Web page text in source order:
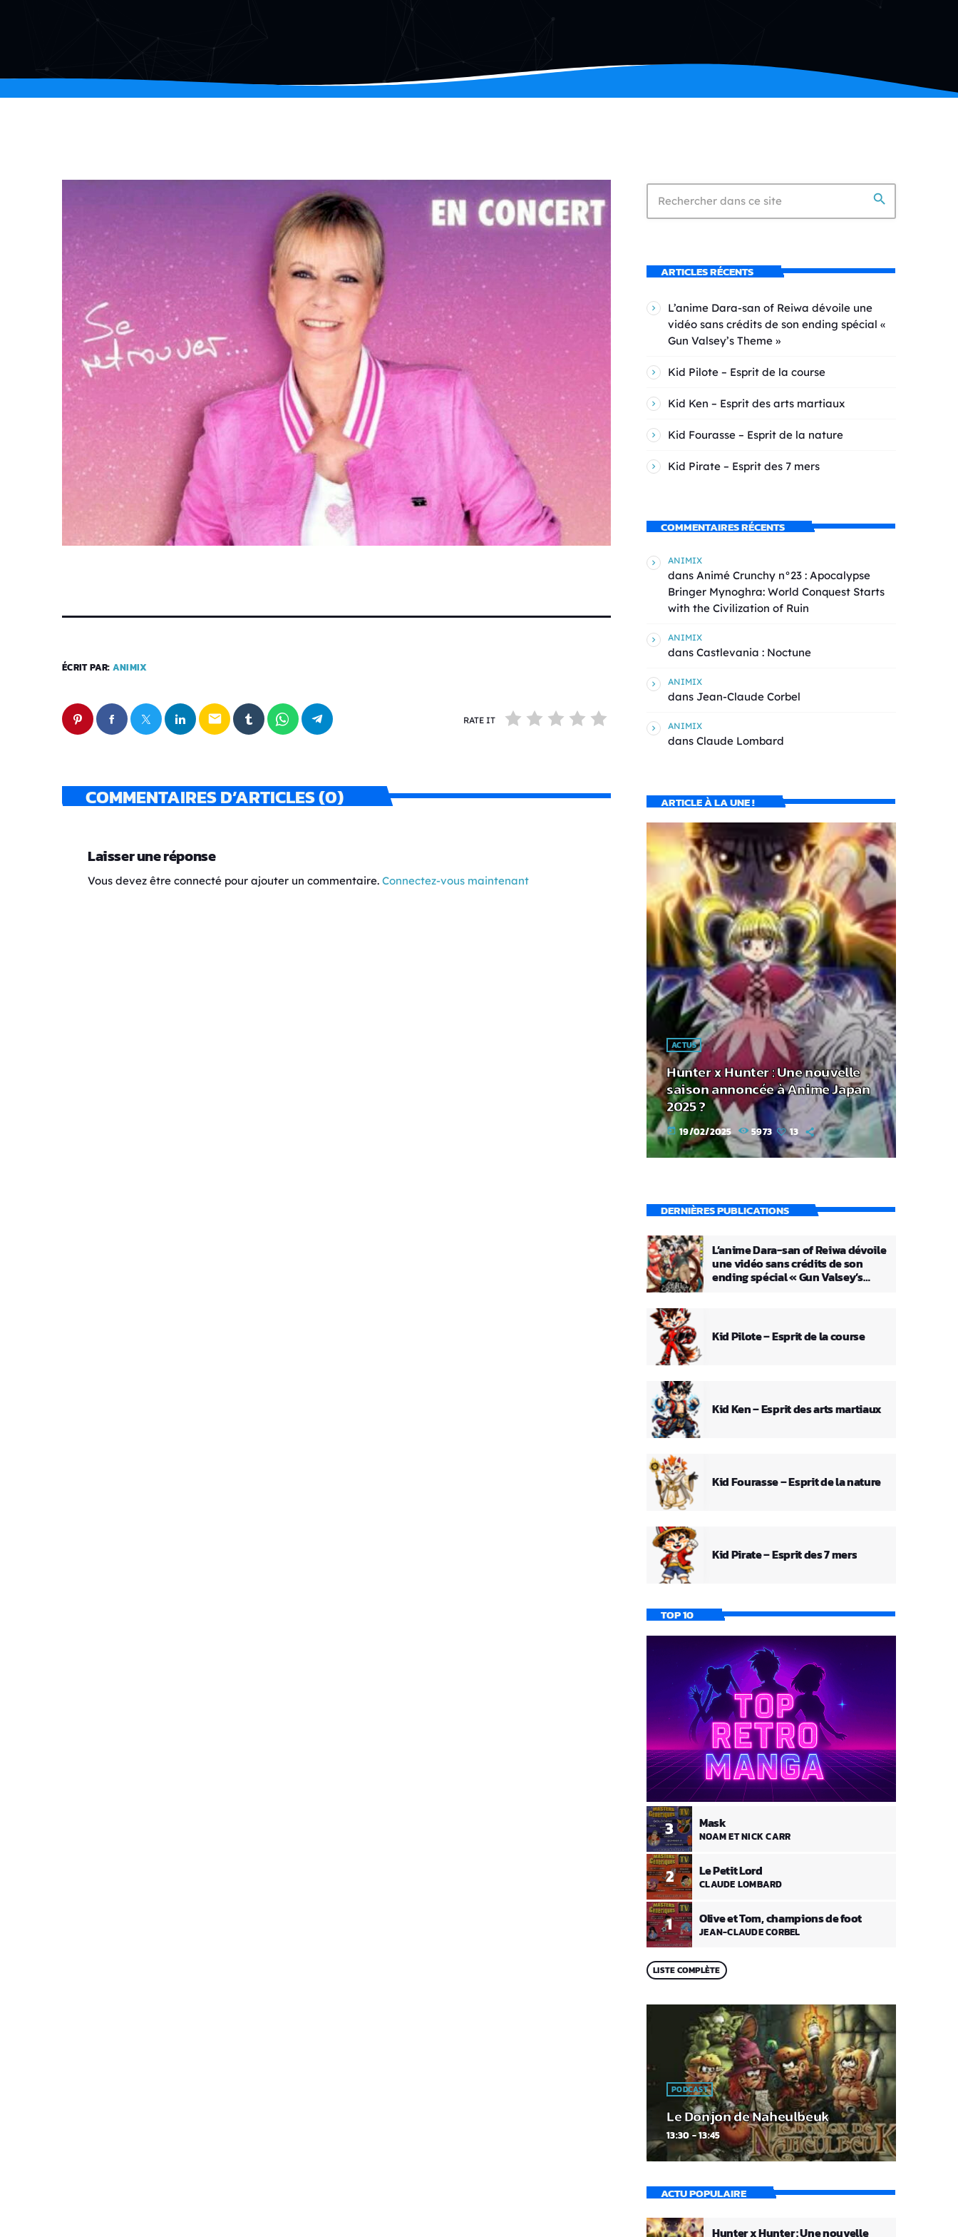
ÉCRIT PAR: ANIMIX
email RATE IT
COMMENTAIRES D’ARTICLES (0)
Laisser une réponse
Vous devez être connecté pour ajouter un commentaire. Connectez-vous maintenant
search
ARTICLES RÉCENTS
L’anime Dara-san of Reiwa dévoile une
vidéo sans crédits de son ending spécial «
Gun Valsey’s Theme »
Kid Pilote – Esprit de la course
Kid Ken – Esprit des arts martiaux
Kid Fourasse – Esprit de la nature
Kid Pirate – Esprit des 7 mers
COMMENTAIRES RÉCENTS
ANIMIX
dans Animé Crunchy n°23 : Apocalypse
Bringer Mynoghra: World Conquest Starts
with the Civilization of Ruin
ANIMIX
dans Castlevania : Noctune
ANIMIX
dans Jean-Claude Corbel
ANIMIX
dans Claude Lombard
ARTICLE À LA UNE !
ACTUS
Hunter x Hunter : Une nouvelle
saison annoncée à Anime Japan
2025 ?
today 19/02/2025 5973 13
DERNIÈRES PUBLICATIONS
L’anime Dara-san of Reiwa dévoile
une vidéo sans crédits de son
ending spécial « Gun Valsey’s
Kid Pilote – Esprit de la course
Kid Ken – Esprit des arts martiaux
Kid Fourasse – Esprit de la nature
Kid Pirate – Esprit des 7 mers
TOP 10
1 Olive et Tom, champions de foot
JEAN-CLAUDE CORBEL
2 Le Petit Lord
CLAUDE LOMBARD
3 Mask
NOAM ET NICK CARR
LISTE COMPLÈTE
PODCAST
Le Donjon de Naheulbeuk
13:30 - 13:45
ACTU POPULAIRE
Hunter x Hunter : Une nouvelle